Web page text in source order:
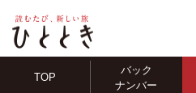
TOP
バック
ナンバー